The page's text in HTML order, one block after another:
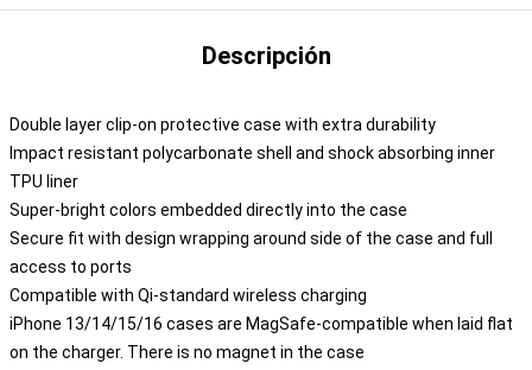
Descripción
Double layer clip-on protective case with extra durability
Impact resistant polycarbonate shell and shock absorbing inner
TPU liner
Super-bright colors embedded directly into the case
Secure fit with design wrapping around side of the case and full
access to ports
Compatible with Qi-standard wireless charging
iPhone 13/14/15/16 cases are MagSafe-compatible when laid flat
on the charger. There is no magnet in the case